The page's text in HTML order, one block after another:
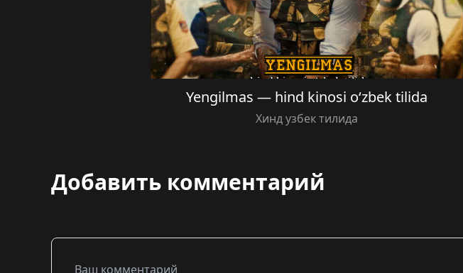
Yengilmas — hind kinosi o‘zbek tilida
Хинд узбек тилида
Добавить комментарий